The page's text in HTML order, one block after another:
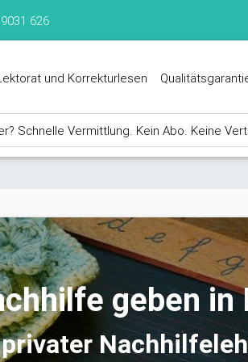
626
und Korrekturlesen
Schnelle Vermittlung. Kein Abo. Keine
geben in